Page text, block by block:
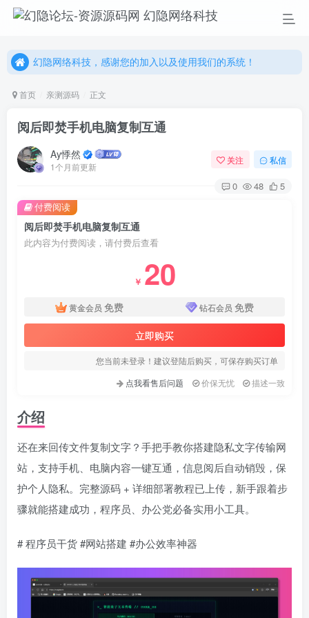
幻隐网络科技，感谢您的加入以及使用我们的系统！
幻隐网络科技，感谢您的加入以及使用我们的系统！
首页 亲测源码 正文
阅后即焚手机电脑复制互通
Ay悸然
1个月前更新
关注 私信
0 48 5
阅后即焚手机电脑复制互通
此内容为付费阅读，请付费后查看
￥ 20
黄金会员 免费 钻石会员 免费
立即购买
您当前未登录！建议登陆后购买，可保存购买订单
点我看售后问题
价保无忧 描述一致
付费阅读
介绍
还在来回传文件复制文字？手把手教你搭建隐私文字传输网
站，支持手机、电脑内容一键互通，信息阅后自动销毁，保
护个人隐私。完整源码 + 详细部署教程已上传，新手跟着步
骤就能搭建成功，程序员、办公党必备实用小工具。
# 程序员干货 #网站搭建 #办公效率神器